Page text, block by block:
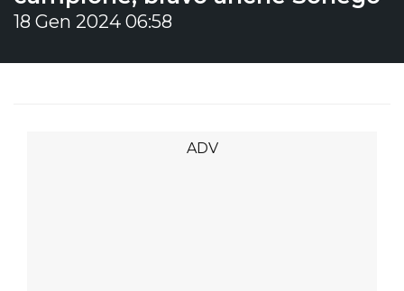
18 Gen 2024 06:58